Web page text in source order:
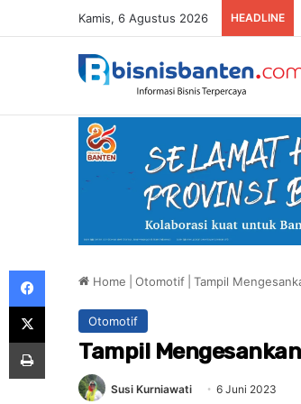
Kamis, 6 Agustus 2026 HEADLINE
Home Otomotif Tampil
Otomotif
Tampil
Susi Kurniawati 6 Juni 2023